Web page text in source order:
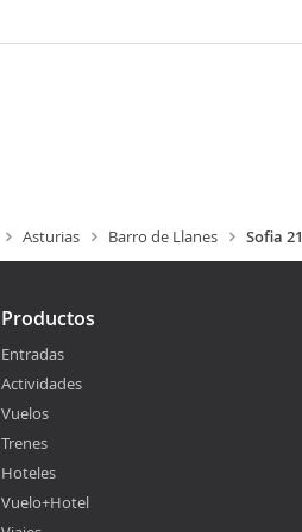
Asturias Barro de Llanes Sofia 21
Productos
Entradas
Actividades
Vuelos
Trenes
Hoteles
Vuelo+Hotel